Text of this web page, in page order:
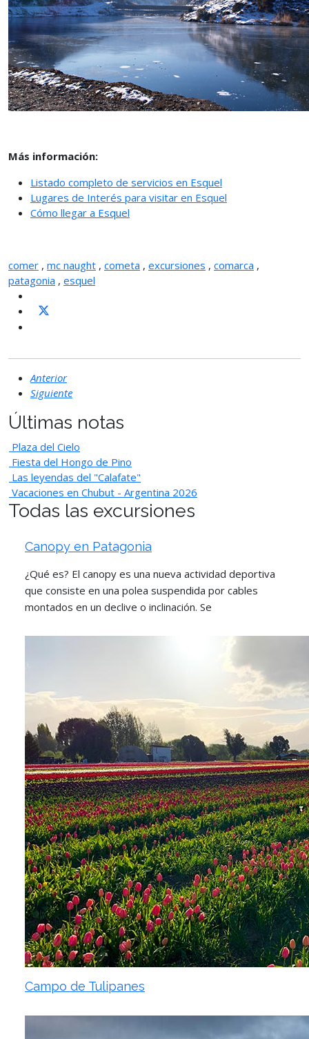
Más información:
Listado completo de servicios en Esquel
Lugares de Interés para visitar en Esquel
Cómo llegar a Esquel
comer , mc naught , cometa , excursiones , comarca ,
patagonia , esquel
Anterior
Siguiente
Últimas notas
Plaza del Cielo
Fiesta del Hongo de Pino
Las leyendas del "Calafate"
Vacaciones en Chubut - Argentina 2026
Todas las excursiones
Canopy en Patagonia
¿Qué es? El canopy es una nueva actividad deportiva
que consiste en una polea suspendida por cables
montados en un declive o inclinación. Se
Campo de Tulipanes